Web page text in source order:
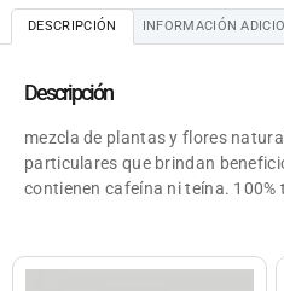
DESCRIPCIÓN INFORMACIÓN
Descripción
mezcla de plantas y flores
particulares que brindan
contienen cafeína ni teína.